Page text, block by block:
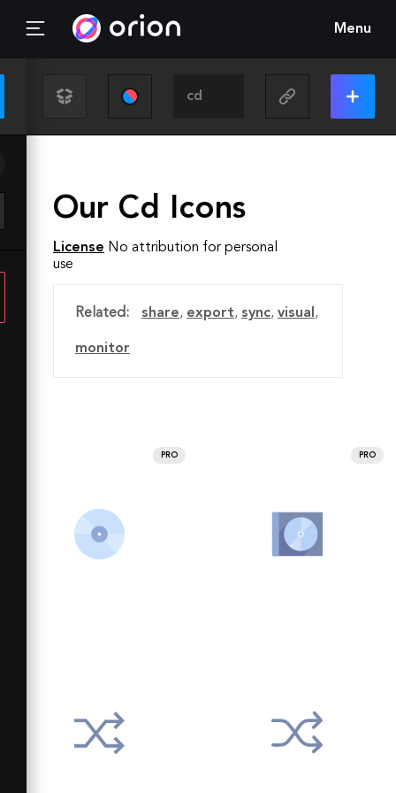
Menu
Our Cd Icons
License No attribution for personal
use
Related: share, export, sync, visual ,
monitor
PRO PRO